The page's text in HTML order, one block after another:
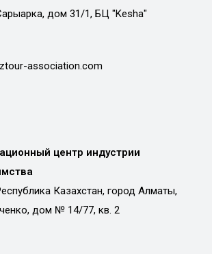
дом 31/1, БЦ "Kesha"
association.com
центр индустрии
Казахстан, город Алматы,
дом № 14/77, кв. 2